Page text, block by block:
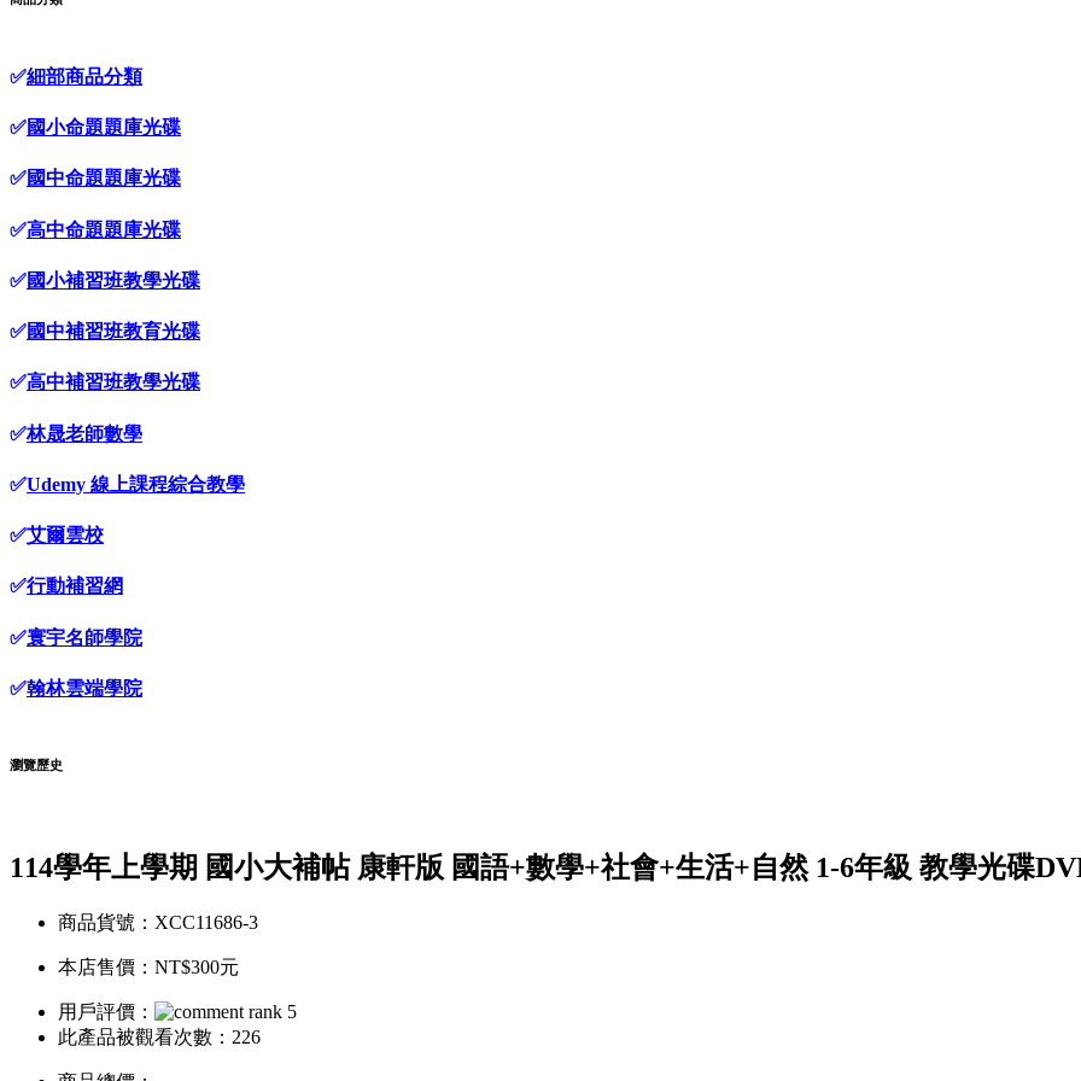
✅細部商品分類
✅國小命題題庫光碟
✅國中命題題庫光碟
✅高中命題題庫光碟
✅國小補習班教學光碟
✅國中補習班教育光碟
✅高中補習班教學光碟
✅林晟老師數學
✅Udemy 線上課程綜合教學
✅艾爾雲校
✅行動補習網
✅寰宇名師學院
✅翰林雲端學院
瀏覽歷史
114學年上學期 國小大補帖 康軒版 國語+數學+社會+生活+自然 1-6年級 教學光碟
商品貨號：XCC11686-3
本店售價： NT$300元
用戶評價：
此產品被觀看次數：226